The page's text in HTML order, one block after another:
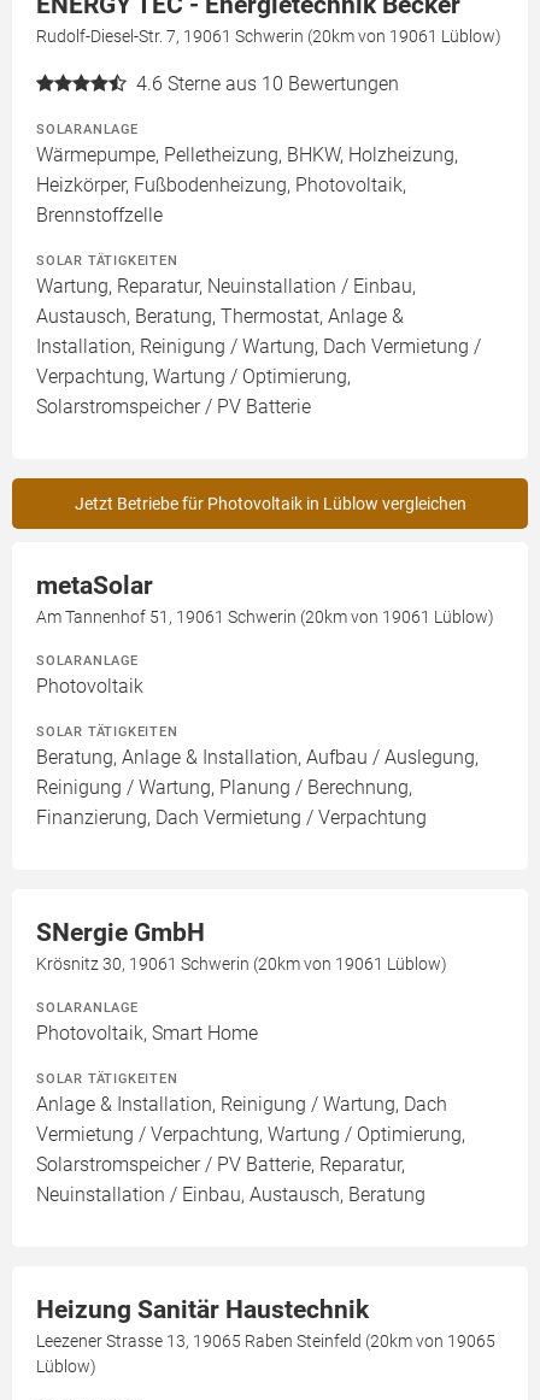
Rudolf-Diesel-Str. 7, 19061 Schwerin (20km von 19061 Lüblow)
4.6 Sterne aus 10 Bewertungen
SOLARANLAGE
Wärmepumpe, Pelletheizung, BHKW, Holzheizung,
Heizkörper, Fußbodenheizung, Photovoltaik,
Brennstoffzelle
SOLAR TÄTIGKEITEN
Wartung, Reparatur, Neuinstallation / Einbau,
Austausch, Beratung, Thermostat, Anlage &
Installation, Reinigung / Wartung, Dach Vermietung /
Verpachtung, Wartung / Optimierung,
Solarstromspeicher / PV Batterie
Jetzt Betriebe für Photovoltaik in Lüblow vergleichen
metaSolar
Am Tannenhof 51, 19061 Schwerin (20km von 19061 Lüblow)
SOLARANLAGE
Photovoltaik
SOLAR TÄTIGKEITEN
Beratung, Anlage & Installation, Aufbau / Auslegung,
Reinigung / Wartung, Planung / Berechnung,
Finanzierung, Dach Vermietung / Verpachtung
SNergie GmbH
Krösnitz 30, 19061 Schwerin (20km von 19061 Lüblow)
SOLARANLAGE
Photovoltaik, Smart Home
SOLAR TÄTIGKEITEN
Anlage & Installation, Reinigung / Wartung, Dach
Vermietung / Verpachtung, Wartung / Optimierung,
Solarstromspeicher / PV Batterie, Reparatur,
Neuinstallation / Einbau, Austausch, Beratung
Heizung Sanitär Haustechnik
Leezener Strasse 13, 19065 Raben Steinfeld (20km von 19065
Lüblow)